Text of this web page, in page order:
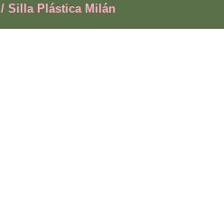
/ Silla Plástica Milán